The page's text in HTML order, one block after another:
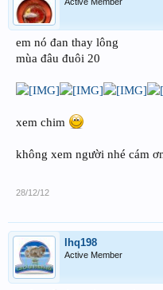
em nó đan thay lông
mùa đâu đuôi 20
xem chim
không xem người nhé cám
28/12/12
lhq198
Active Member